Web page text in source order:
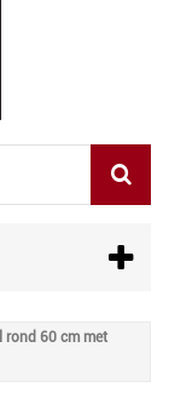
rond 60 cm met